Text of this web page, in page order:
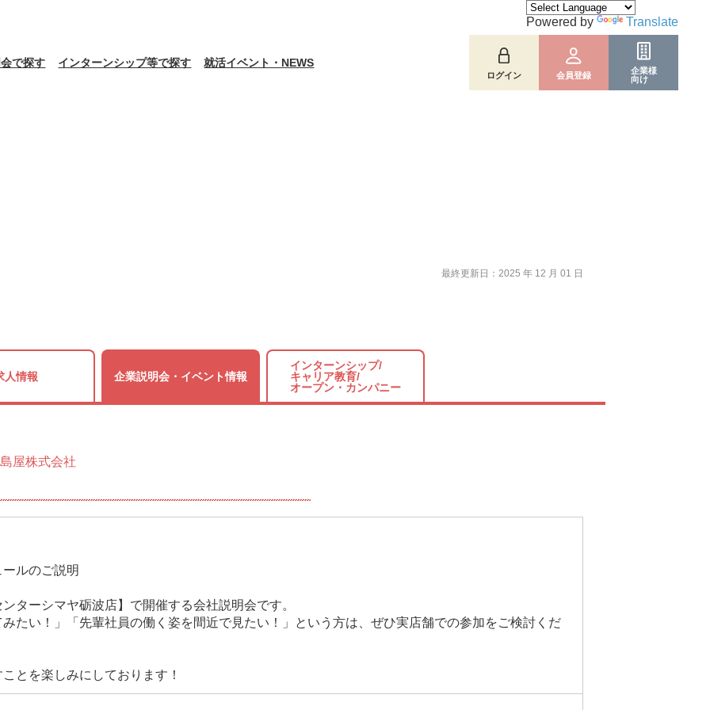
で探す インターンシップ等で探す 就活イベント・NEWS
ログイン 会員登録
企業様
向け
Powered by Translate
最終更新日：2025 年 12 月 01 日
人情報 企業説明会・ イベント情報
インターンシップ/
キャリア教育/
オープン・カンパニー
屋株式会社
ルのご説明
ターシマヤ砺波店】で開催する会社説明会です。
たい！」「先輩社員の働く姿を間近で見たい！」という方は、ぜひ実店舗での参加をご検討くだ
とを楽しみにしております！